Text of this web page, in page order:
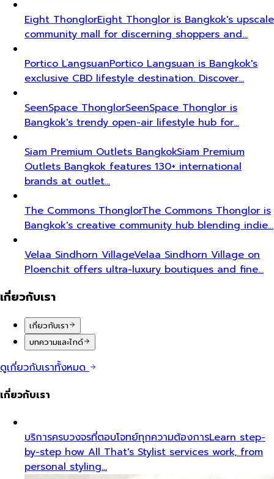
Eight ThonglorEight Thonglor is Bangkok's upscale
community mall for discerning shoppers and…
Portico LangsuanPortico Langsuan is Bangkok's
exclusive CBD lifestyle destination. Discover…
SeenSpace ThonglorSeenSpace Thonglor is
Bangkok's trendy open-air lifestyle hub for…
Siam Premium Outlets BangkokSiam Premium
Outlets Bangkok features 130+ international
brands at outlet…
The Commons ThonglorThe Commons Thonglor is
Bangkok's creative community hub blending indie…
Velaa Sindhorn VillageVelaa Sindhorn Village on
Ploenchit offers ultra-luxury boutiques and fine…
เกี่ยวกับเรา
เกี่ยวกับเรา
บทความและไกด์
ดูเกี่ยวกับเราทั้งหมด
เกี่ยวกับเรา
บริการครบวงจรที่ตอบโจทย์ทุกความต้องการLearn step-
by-step how All That's Stylist services work, from
personal styling…